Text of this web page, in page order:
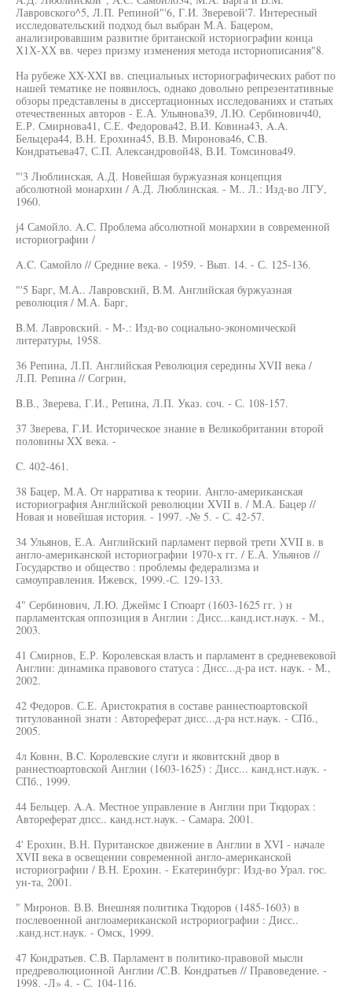
Лавровского^5, Л.П. Репиной"'6, Г.И. Зверевой'7. Интересный
исследовательский подход был выбран М.А. Бацером,
анализировавшим развитие британской историографии конца
Х1Х-ХХ вв. через призму изменения метода историописания"8.
На рубеже XX-XXI вв. специальных историографических работ по
нашей тематике не появилось, однако довольно репрезентативные
обзоры представлены в диссертационных исследованиях и статьях
отечественных авторов - Е.А. Ульянова39, Л.Ю. Сербинович40,
Е.Р. Смирнова41, С.Е. Федорова42, В.И. Ковина43, A.A.
Бельцера44, В.Н. Ерохина45, В.В. Миронова46, C.B.
Кондратьева47, С.П. Александровой48, В.И. Томсинова49.
"'3 Люблинская, А.Д. Новейшая буржуазная концепция
абсолютной монархии / А.Д. Люблинская. - М.. Л.: Изд-во ЛГУ,
1960.
j4 Самойло. A.C. Проблема абсолютной монархии в современной
историографии /
A.C. Самойло // Средние века. - 1959. - Вып. 14. - С. 125-136.
"'5 Барг, М.А.. Лавровский, В.М. Английская буржуазная
революция / М.А. Барг,
B.М. Лавровский. - М-.: Изд-во социально-экономической
литературы, 1958.
36 Репина, Л.П. Английская Революция середины XVII века /
Л.П. Репина // Согрин,
B.В., Зверева, Г.И., Репина, Л.П. Указ. соч. - С. 108-157.
37 Зверева, Г.И. Историческое знание в Великобритании второй
половины XX века. -
C. 402-461.
38 Бацер, М.А. От нарратива к теории. Англо-американская
историография Английской революции XVII в. / М.А. Бацер //
Новая и новейшая история. - 1997. -№ 5. - С. 42-57.
34 Ульянов, Е.А. Английский парламент первой трети XVII в. в
англо-американской историографии 1970-х гг. / Е.А. Ульянов //
Государство и общество : проблемы федерализма и
самоуправления. Ижевск, 1999.-С. 129-133.
4" Сербинович, Л.Ю. Джеймс I Стюарт (1603-1625 гг. ) н
парламентская оппозиция в Англии : Дисс...канд.ист.наук. - М.,
2003.
41 Смирнов, Е.Р. Королевская власть и парламент в средневековой
Англии: динамика правового статуса : Днсс...д-ра ист. наук. - М.,
2002.
42 Федоров. С.Е. Аристократия в составе раннестюартовской
титулованной знати : Автореферат дисс...д-pa нст.наук. - СПб.,
2005.
4л Ковнн, B.C. Королевские слуги и яковитскнй двор в
раннестюартовской Англии (1603-1625) : Дисс... канд.нст.наук. -
СПб., 1999.
44 Бельцер. A.A. Местное управление в Англии при Тюдорах :
Автореферат дпсс.. канд.нст.наук. - Самара. 2001.
4' Ерохин, В.Н. Пуританское движение в Англии в XVI - начале
XVII века в освещении современной англо-американской
историографии / В.Н. Ерохин. - Екатеринбург: Изд-во Урал. гос.
ун-та, 2001.
" Миронов. В.В. Внешняя политика Тюдоров (1485-1603) в
послевоенной англоамериканской истрориографии : Дисс..
.канд.нст.наук. - Омск, 1999.
47 Кондратьев. C.B. Парламент в политико-правовой мысли
предреволюционной Англии /C.B. Кондратьев // Правоведение. -
1998. -Л» 4. - С. 104-116.